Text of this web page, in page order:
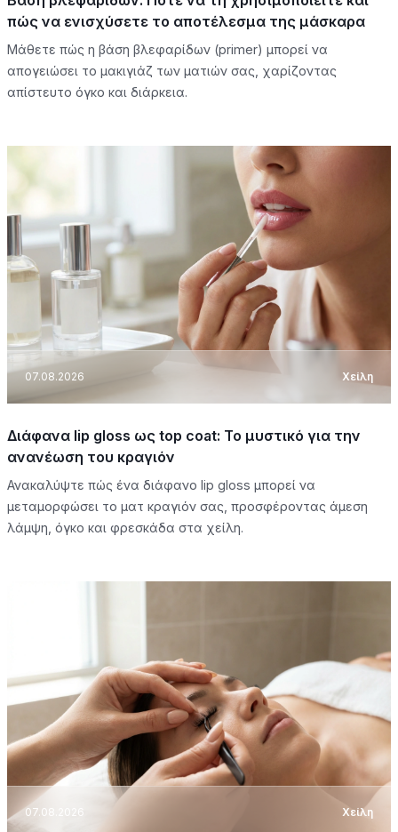
πώς να ενισχύσετε το αποτέλεσμα της μάσκαρα
Μάθετε πώς η βάση βλεφαρίδων (primer) μπορεί να
απογειώσει το μακιγιάζ των ματιών σας, χαρίζοντας
απίστευτο όγκο και διάρκεια.
07.08.2026 Χείλη
Διάφανα lip gloss ως top coat: Το μυστικό για την
ανανέωση του κραγιόν
Ανακαλύψτε πώς ένα διάφανο lip gloss μπορεί να
μεταμορφώσει το ματ κραγιόν σας, προσφέροντας άμεση
λάμψη, όγκο και φρεσκάδα στα χείλη.
07.08.2026 Χείλη